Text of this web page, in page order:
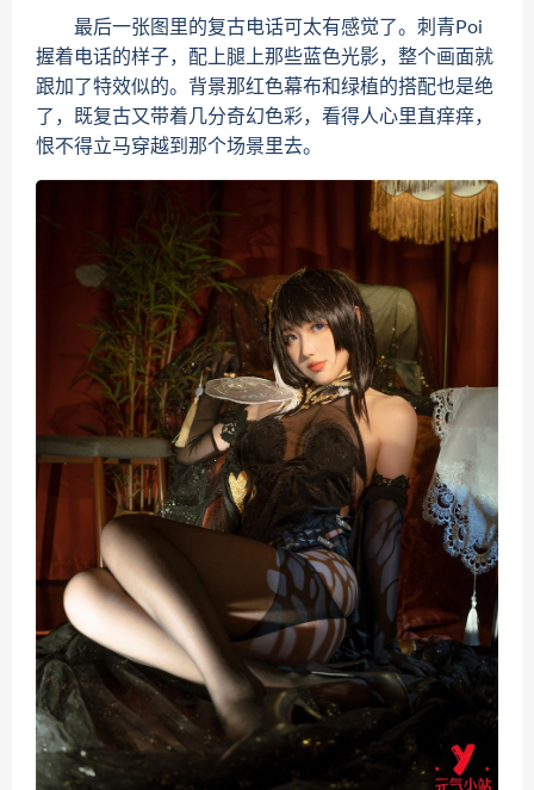
最后一张图里的复古电话可太有感觉了。刺青Poi
握着电话的样子，配上腿上那些蓝色光影，整个画面就
跟加了特效似的。背景那红色幕布和绿植的搭配也是绝
了，既复古又带着几分奇幻色彩，看得人心里直痒痒，
恨不得立马穿越到那个场景里去。